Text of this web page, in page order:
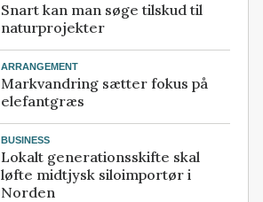
Snart kan man søge tilskud til
naturprojekter
ARRANGEMENT
Markvandring sætter fokus på
elefantgræs
BUSINESS
Lokalt generationsskifte skal
løfte midtjysk siloimportør i
Norden